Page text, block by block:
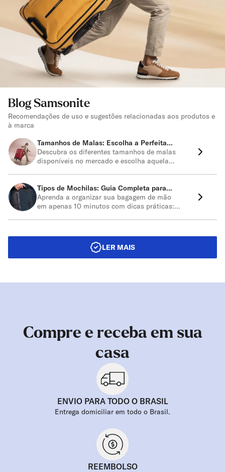
Blog Samsonite
Recomendações de uso e sugestões relacionadas aos produtos e
à marca
Tamanhos de Malas: Escolha a Perfeita
para Sua Viagem!
Descubra os diferentes tamanhos de malas
disponíveis no mercado e escolha aquela
Tipos de Mochilas: Guia Completa para
Escolher a Ideal
Aprenda a organizar sua bagagem de mão
em apenas 10 minutos com dicas práticas:
LER MAIS
Compre e receba em sua
casa
ENVIO PARA TODO O BRASIL
Entrega domiciliar em todo o Brasil.
REEMBOLSO